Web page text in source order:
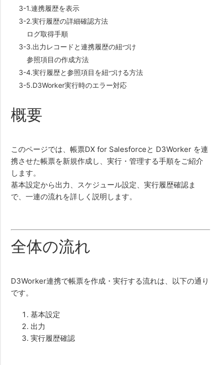
3-1.連携履歴を表示
3-2.実行履歴の詳細確認方法
ログ取得手順
3-3.出力レコードと連携履歴の紐づけ
参照項目の作成方法
3-4.実行履歴と参照項目を紐づける方法
3-5.D3Worker実行時のエラー対応
概要
このページでは、帳票DX for Salesforceと D3Worker を連
携させた帳票を新規作成し、実行・管理する手順をご紹介
します。
基本設定から出力、スケジュール設定、実行履歴確認ま
で、一連の流れを詳しく説明します。
全体の流れ
D3Worker連携で帳票を作成・実行する流れは、以下の通り
です。
基本設定
出力
実行履歴確認